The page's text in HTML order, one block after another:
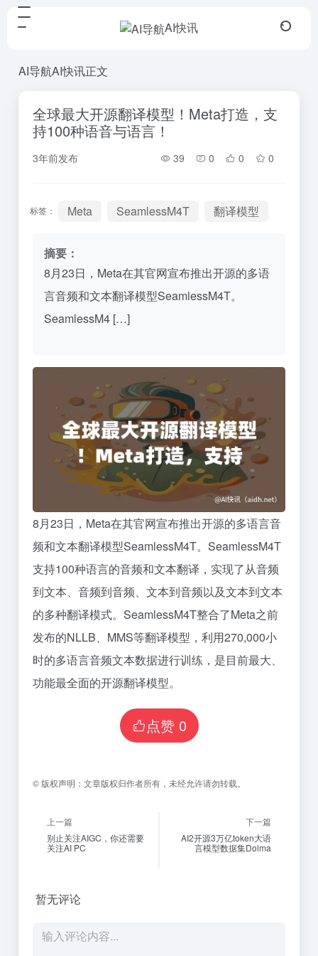
AI快讯
AI导航AI快讯正文
全球最大开源翻译模型！Meta打造，支
持100种语音与语言！
3年前发布 39 0 0 0
标签： Meta SeamlessM4T 翻译模型
摘要：
8月23日，Meta在其官网宣布推出开源的多语
言音频和文本翻译模型SeamlessM4T。
SeamlessM4 […]
8月23日，Meta在其官网宣布推出开源的多语言音
频和文本翻译模型SeamlessM4T。SeamlessM4T
支持100种语言的音频和文本翻译，实现了从音频
到文本、音频到音频、文本到音频以及文本到文本
的多种翻译模式。SeamlessM4T整合了Meta之前
发布的NLLB、MMS等翻译模型，利用270,000小
时的多语言音频文本数据进行训练，是目前最大、
功能最全面的开源翻译模型。
点赞 0
© 版权声明： 文章版权归作者所有，未经允许请勿转载。
上一篇
别止关注AIGC，你还需要
关注AI PC
下一篇
AI2开源3万亿token大语
言模型数据集Dolma
暂无评论